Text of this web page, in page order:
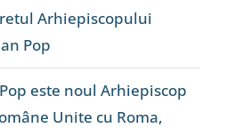
Arhiepiscopului
Pop
este noul Arhiepiscop
Unite cu Roma,